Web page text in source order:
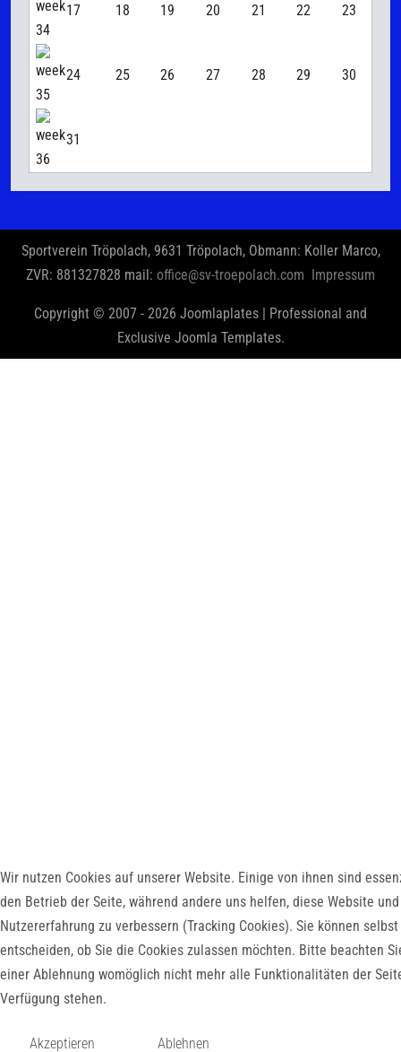
17 18 19 20 21 22 23
24 25 26 27 28 29 30
31
Sportverein Tröpolach, 9631 Tröpolach, Obmann: Koller Marco,
ZVR: 881327828 mail: office@sv-troepolach.com Impressum
Copyright © 2007 - 2026 Joomlaplates | Professional and
Exclusive Joomla Templates.
Wir nutzen Cookies auf unserer Website. Einige von ihnen sind
den Betrieb der Seite, während andere uns helfen, diese Website
Nutzererfahrung zu verbessern (Tracking Cookies). Sie können selbst
entscheiden, ob Sie die Cookies zulassen möchten. Bitte beachten
einer Ablehnung womöglich nicht mehr alle Funktionalitäten der
Verfügung stehen.
Akzeptieren Ablehnen